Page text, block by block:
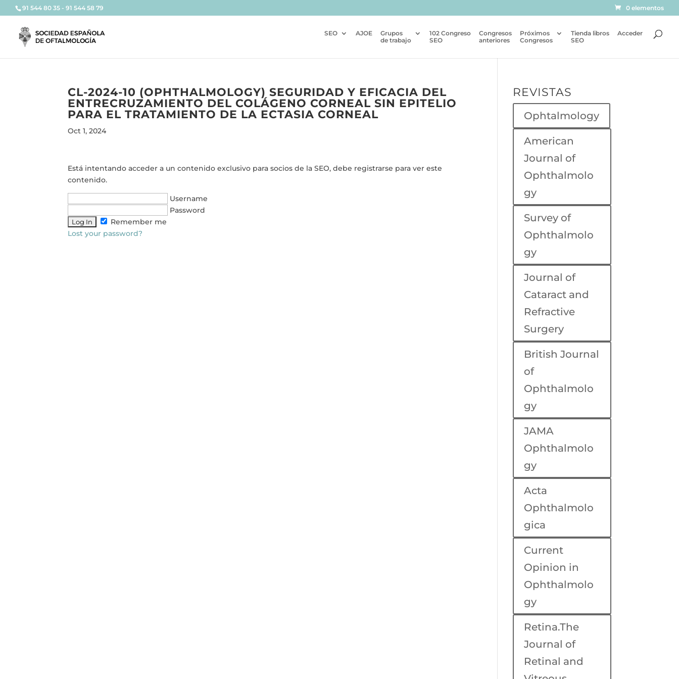
91 544 80 35 - 91 544 58 79 0 elementos
SEO AJOE
Grupos
de trabajo
102 Congreso
SEO
Congresos
anteriores
Próximos
Congresos
Tienda libros
SEO
Acceder
CL-2024-10 (OPHTHALMOLOGY) SEGURIDAD Y EFICACIA DEL
ENTRECRUZAMIENTO DEL COLÁGENO CORNEAL SIN EPITELIO
PARA EL TRATAMIENTO DE LA ECTASIA CORNEAL
Oct 1, 2024
Está intentando acceder a un contenido exclusivo para socios de la SEO, debe registrarse para ver este
contenido.
Username
Password
Remember me
Lost your password?
REVISTAS
Ophtalmology
American
Journal of
Ophthalmolo
gy
Survey of
Ophthalmolo
gy
Journal of
Cataract and
Refractive
Surgery
British Journal
of
Ophthalmolo
gy
JAMA
Ophthalmolo
gy
Acta
Ophthalmolo
gica
Current
Opinion in
Ophthalmolo
gy
Retina.The
Journal of
Retinal and